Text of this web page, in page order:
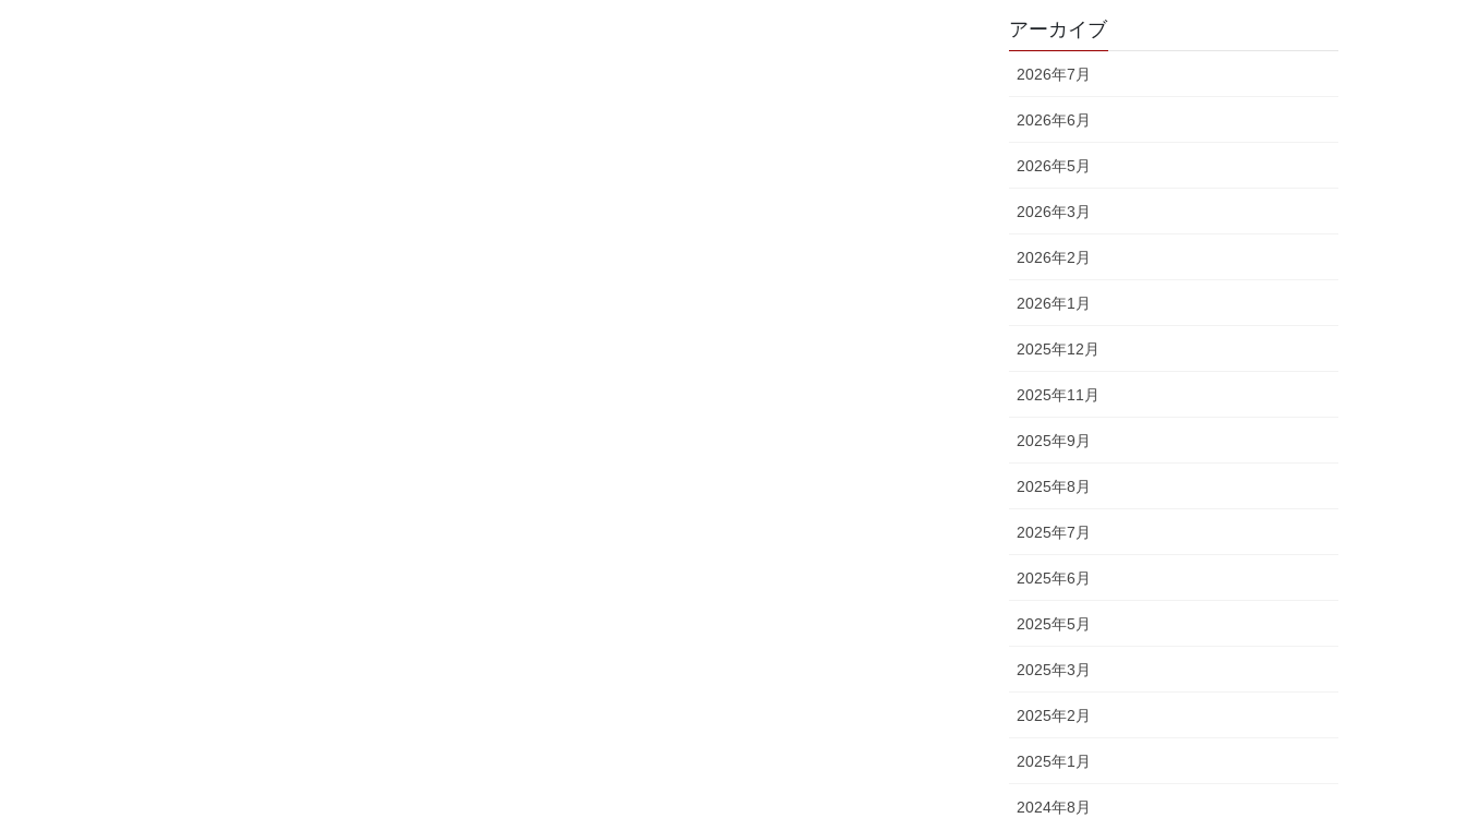
アーカイブ
2026年7月
2026年6月
2026年5月
2026年3月
2026年2月
2026年1月
2025年12月
2025年11月
2025年9月
2025年8月
2025年7月
2025年6月
2025年5月
2025年3月
2025年2月
2025年1月
2024年8月